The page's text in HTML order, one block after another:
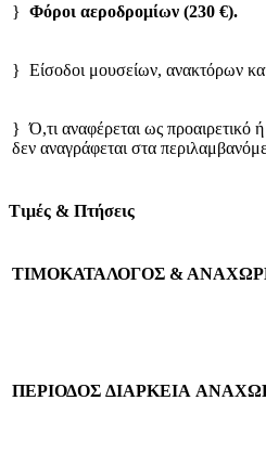
} Φόροι αεροδρομίων (230 €).
} Είσοδοι μουσείων, ανακτόρων
} Ό,τι αναφέρεται ως προαιρετικό ή
δεν αναγράφεται στα
Τιμές & Πτήσεις
ΤΙΜΟΚΑΤΑΛΟΓΟΣ &
ΠΕΡΙΟΔΟΣ ΔΙΑΡΚΕΙΑ